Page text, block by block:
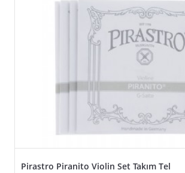
Pirastro Piranito Violin Set Takım Tel